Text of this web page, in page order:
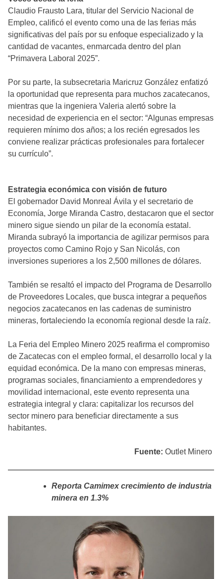
Claudio Frausto Lara, titular del Servicio Nacional de
Empleo, calificó el evento como una de las ferias más
significativas del país por su enfoque especializado y la
cantidad de vacantes, enmarcada dentro del plan
“Primavera Laboral 2025”.
Por su parte, la subsecretaria Maricruz González enfatizó
la oportunidad que representa para muchos zacatecanos,
mientras que la ingeniera Valeria alertó sobre la
necesidad de experiencia en el sector: “Algunas empresas
requieren mínimo dos años; a los recién egresados les
conviene realizar prácticas profesionales para fortalecer
su currículo”.
Estrategia económica con visión de futuro
El gobernador David Monreal Ávila y el secretario de
Economía, Jorge Miranda Castro, destacaron que el sector
minero sigue siendo un pilar de la economía estatal.
Miranda subrayó la importancia de agilizar permisos para
proyectos como Camino Rojo y San Nicolás, con
inversiones superiores a los 2,500 millones de dólares.
También se resaltó el impacto del Programa de Desarrollo
de Proveedores Locales, que busca integrar a pequeños
negocios zacatecanos en las cadenas de suministro
mineras, fortaleciendo la economía regional desde la raíz.
La Feria del Empleo Minero 2025 reafirma el compromiso
de Zacatecas con el empleo formal, el desarrollo local y la
equidad económica. De la mano con empresas mineras,
programas sociales, financiamiento a emprendedores y
movilidad internacional, este evento representa una
estrategia integral y clara: capitalizar los recursos del
sector minero para beneficiar directamente a sus
habitantes.
Fuente: Outlet Minero
Reporta Camimex crecimiento de industria
minera en 1.3%